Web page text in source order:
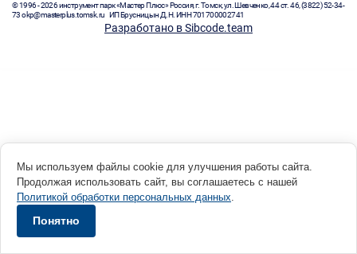
© 1996 - 2026 инструмент парк «Мастер Плюс» Россия, г. Томск, ул. Шевченко, 44 ст. 46, (3822) 52-34-
73 okp@masterplus.tomsk.ru ИП Брусницын Д.Н. ИНН 701700002741
Разработано в Sibcode.team
Мы используем файлы cookie для улучшения работы сайта.
Продолжая использовать сайт, вы соглашаетесь с нашей
Политикой обработки персональных данных.
Понятно